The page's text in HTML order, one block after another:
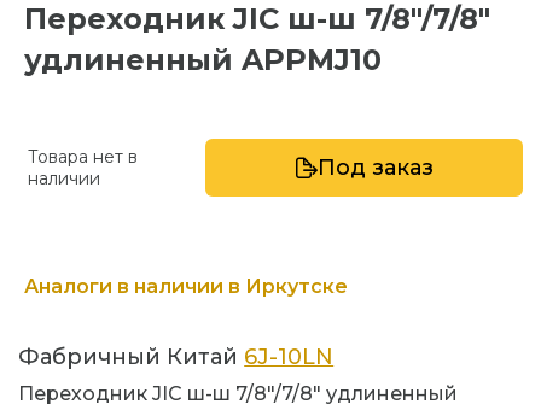
Переходник JIC ш-ш 7/8"/7/8"
удлиненный APPMJ10
Товара нет в
наличии
Под заказ
Аналоги в наличии в Иркутске
Фабричный Китай 6J-10LN
Переходник JIC ш-ш 7/8"/7/8" удлиненный